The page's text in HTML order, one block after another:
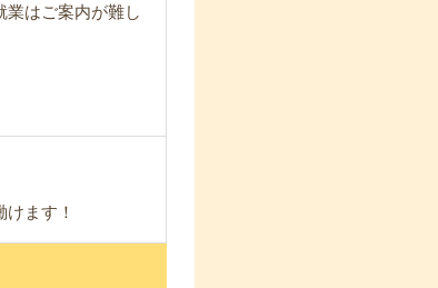
はご案内が難し
ます！